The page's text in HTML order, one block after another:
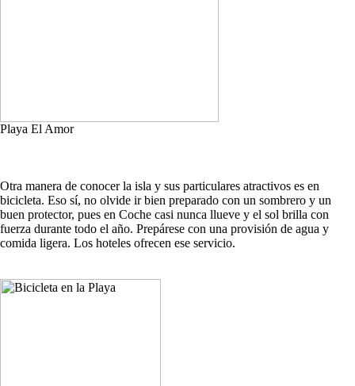
Playa El Amor
Otra manera de conocer la isla y sus particulares atractivos es en
bicicleta. Eso sí, no olvide ir bien preparado con un sombrero y un
buen protector, pues en Coche casi nunca llueve y el sol brilla con
fuerza durante todo el año. Prepárese con una provisión de agua y
comida ligera. Los hoteles ofrecen ese servicio.